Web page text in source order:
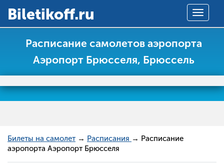
Toggle
Вiletikoff.ru
Расписание самолетов аэропорта
Аэропорт Брюсселя, Брюссель
Билеты на самолет → Расписания → Расписание
аэропорта Аэропорт Брюсселя